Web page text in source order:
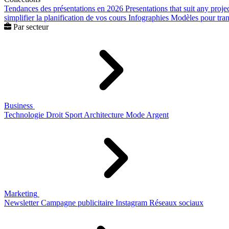
Tendances des présentations en 2026 Presentations that suit any
simplifier la planification de vos cours Infographies Modèles pour
Par secteur
Business
Technologie Droit Sport Architecture Mode Argent
Marketing
Newsletter Campagne publicitaire Instagram Réseaux sociaux